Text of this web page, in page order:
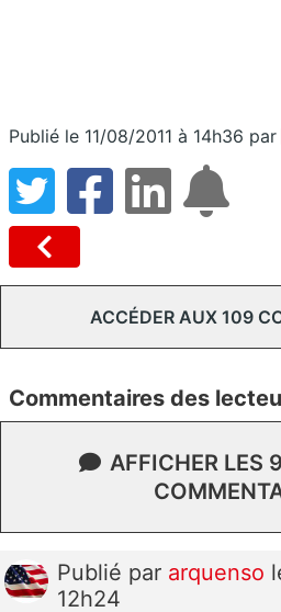
Publié le 11/08/2011 à 14h36 par
ACCÉDER AUX 109
Commentaires des
AFFICHER LES
Publié par arquenso
12h24